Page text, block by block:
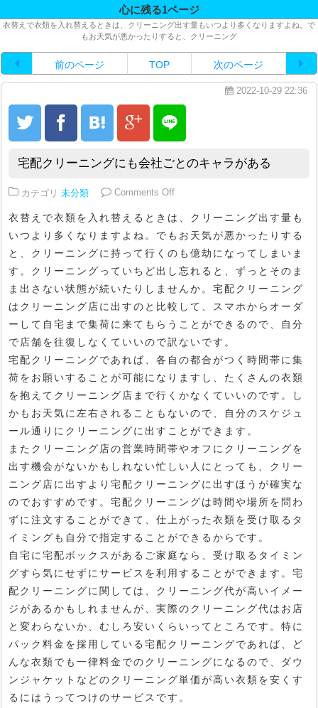
心に残る1ページ
衣替えで衣類を入れ替えるときは、クリーニング出す量もいつより多くなりますよね。で
もお天気が悪かったりすると、クリーニング
前のページ TOP 次のページ
2022-10-29 22:36
宅配クリーニングにも会社ごとのキャラがある
カテゴリ 未分類 Comments Offon 宅配クリーニングにも会社ご
衣替えで衣類を入れ替えるときは、クリーニング出す量も
いつより多くなりますよね。でもお天気が悪かったりする
と、クリーニングに持って行くのも億劫になってしまいま
す。クリーニングっていちど出し忘れると、ずっとそのま
ま出さない状態が続いたりしませんか。宅配クリーニング
はクリーニング店に出すのと比較して、スマホからオーダ
ーして自宅まで集荷に来てもらうことができるので、自分
で店舗を往復しなくていいので訳ないです。
宅配クリーニングであれば、各自の都合がつく時間帯に集
荷をお願いすることが可能になりますし、たくさんの衣類
を抱えてクリーニング店まで行くかなくていいのです。し
かもお天気に左右されることもないので、自分のスケジュ
ール通りにクリーニングに出すことができます。
またクリーニング店の営業時間帯やオフにクリーニングを
出す機会がないかもしれない忙しい人にとっても、クリー
ニング店に出すより宅配クリーニングに出すほうが確実な
のでおすすめです。宅配クリーニングは時間や場所を問わ
ずに注文することができて、仕上がった衣類を受け取るタ
イミングも自分で指定することができるからです。
自宅に宅配ボックスがあるご家庭なら、受け取るタイミン
グすら気にせずにサービスを利用することができます。宅
配クリーニングに関しては、クリーニング代が高いイメー
ジがあるかもしれませんが、実際のクリーニング代はお店
と変わらないか、むしろ安いくらいってところです。特に
パック料金を採用している宅配クリーニングであれば、ど
んな衣類でも一律料金でのクリーニングになるので、ダウ
ンジャケットなどのクリーニング単価が高い衣類を安くす
るにはうってつけのサービスです。